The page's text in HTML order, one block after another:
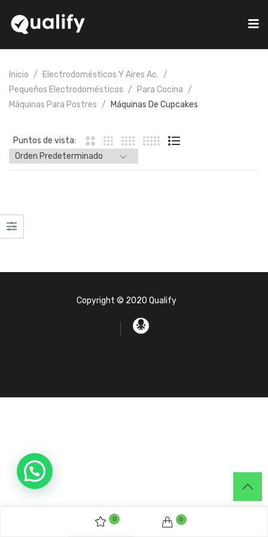
Inicio
Electrodomésticos Y Aires Ac.
Pequeños Electrodomésticos
Para Cocina
Máquinas Para Postres
Máquinas De Cupcakes
Puntos de vista:
Copyright © 2020 Qualify
0 0